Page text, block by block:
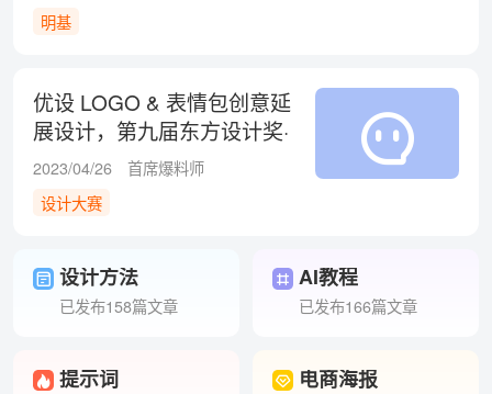
明基
优设 LOGO & 表情包创意延
展设计，第九届东方设计奖·
全国高校创新设计大赛等你
2023/04/26
首席爆料师
设计大赛
设计方法
已发布158篇文章
AI教程
已发布166篇文章
提示词 电商海报